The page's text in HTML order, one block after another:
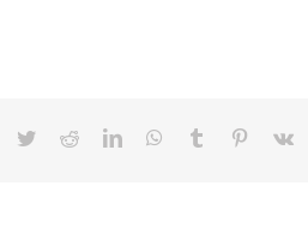
Facebook
TwitterRedditLinkedInWhatsApp
Tumblr Pinterest
Vk